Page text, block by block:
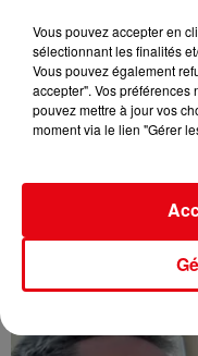
Affaire Jean Imbert :
Vous pouvez accepter en
sélectionnant les finalités
Vous pouvez également
accepter". Vos préférences
pouvez mettre à jour vos
moment via le lien "Gérer